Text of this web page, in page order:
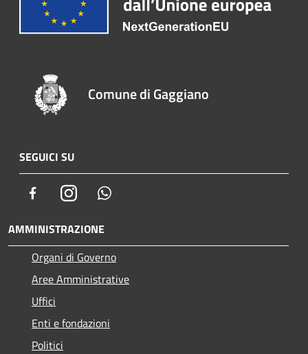
Comune di Gaggiano
SEGUICI SU
FacebookInstagram
AMMINISTRAZIONE
Organi di Governo
Aree Amministrative
Uffici
Enti e fondazioni
Politici